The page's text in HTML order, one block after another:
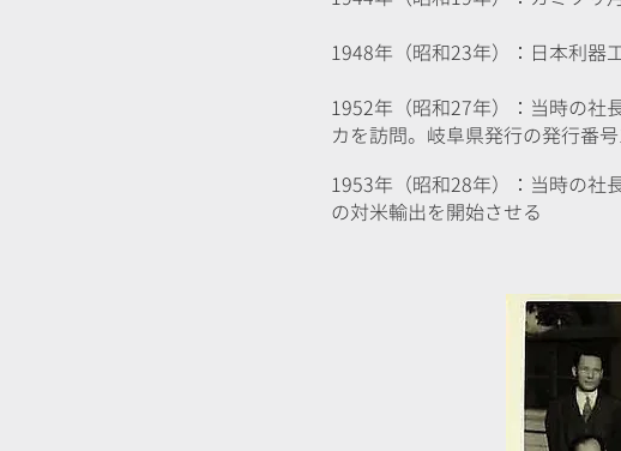
1948年（昭和23年）：日本利器
1952年（昭和27年）：当時の社
カを訪問。岐阜県発行の発行番
1953年（昭和28年）：当時の社
の対米輸出を開始させる